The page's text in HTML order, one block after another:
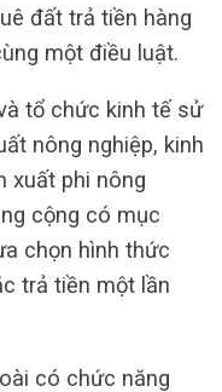
đất trả tiền hàng
một điều luật.
tổ chức kinh tế sử
nông nghiệp, kinh
xuất phi nông
cộng có mục
chọn hình thức
trả tiền một lần
có chức năng